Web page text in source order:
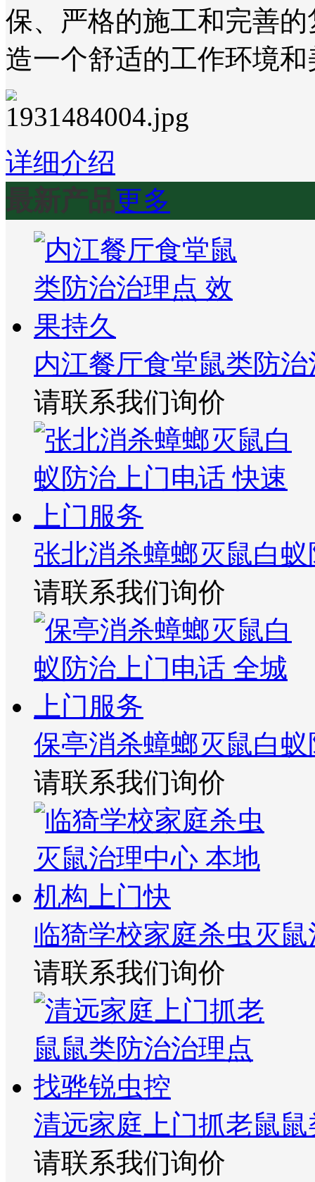
保、严格的施工和完善
造一个舒适的工作环境
详细介绍
最新产品更多
内江餐厅食堂鼠类防
请联系我们询价
张北消杀蟑螂灭鼠白
请联系我们询价
保亭消杀蟑螂灭鼠白
请联系我们询价
临猗学校家庭杀虫灭
请联系我们询价
清远家庭上门抓老鼠
请联系我们询价